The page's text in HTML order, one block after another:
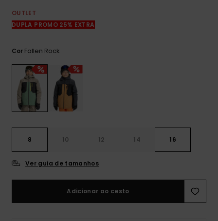
as FAQ
OUTLET
DUPLA PROMO 25% EXTRA
Cor Fallen Rock
8 10 12 14 16
Ver guia de tamanhos
Adicionar ao cesto